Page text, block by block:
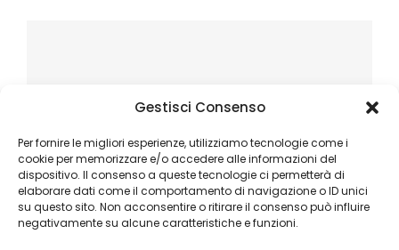
Gestisci Consenso
Per fornire le migliori esperienze, utilizziamo tecnologie come i
cookie per memorizzare e/o accedere alle informazioni del
dispositivo. Il consenso a queste tecnologie ci permetterà di
elaborare dati come il comportamento di navigazione o ID unici
su questo sito. Non acconsentire o ritirare il consenso può influire
negativamente su alcune caratteristiche e funzioni.